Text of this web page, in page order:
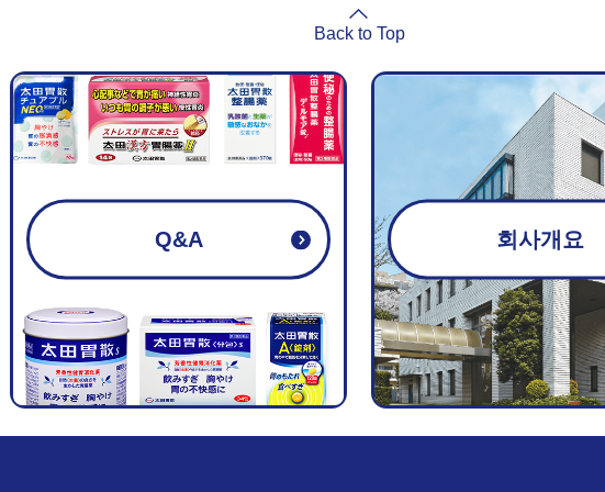
Back to Top
Q&A 회사개요